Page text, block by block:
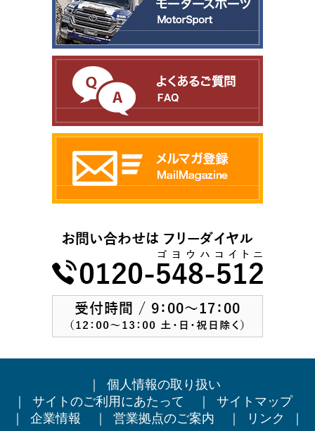
｜ 個人情報の取り扱い
｜ サイトのご利用にあたって ｜ サイトマップ
｜ 企業情報 ｜ 営業拠点のご案内 ｜ リンク ｜